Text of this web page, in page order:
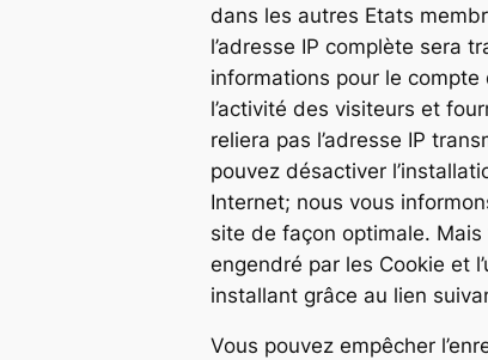
dans les autres Etats
l’adresse IP complète sera
informations pour le
l’activité des visiteurs et
reliera pas l’adresse IP
pouvez désactiver
Internet; nous vous
site de façon optimale.
engendré par les Cookie et
installant grâce au lien
Vous pouvez empêcher